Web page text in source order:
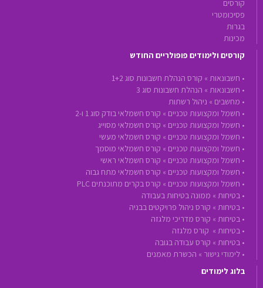
קורסים
פסיכומטרי
בגרות
מכינות
קורסים ולימודים פופולריים החודש
• חשבונאות » קורס הנהלת חשבונות סוג 1+2
• חשבונאות » הנהלת חשבונות סוג 3
• מחשבים » ניהול רשתות
• חשמל ומקצועות טכניים » קורס חשמלאי בודק סוג 1 ו-2
• חשמל ומקצועות טכניים » קורס חשמלאי מסוייג
• חשמל ומקצועות טכניים » קורס חשמלאי מעשי
• חשמל ומקצועות טכניים » קורס חשמלאי מוסמך
• חשמל ומקצועות טכניים » קורס חשמלאי ראשי
• חשמל ומקצועות טכניים » קורס חשמלאי מתח גבוה
• חשמל ומקצועות טכניים » קורס בקרים מתוכנתים PLC
• בטיחות » ממונה בטיחות בעבודה
• בטיחות » קורס ניהול פרויקטים בבניה
• בטיחות » קורס מדריכי מלגזה
• בטיחות » קורס מלגזה
• בטיחות » קורס עבודה בגובה
• לימודי גישור » הכשרת מאמנים
בלוג לימודים